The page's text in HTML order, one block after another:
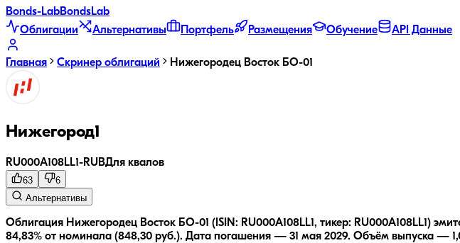
Bonds-LabBondsLab
Облигации
Альтернативы Портфель Размещения Обучение API Данные
Главная Скринер облигаций Нижегородец Восток БО-01
Нижегород1
RU000A108LL1-RUBДля квалов
63
6
Альтернативы
Облигация Нижегородец Восток БО-01 (ISIN: RU000A108LL1, тикер: RU000A108LL1)
84,83% от номинала (848,30 руб.). Дата погашения — 31 мая 2029. Объём выпуска —